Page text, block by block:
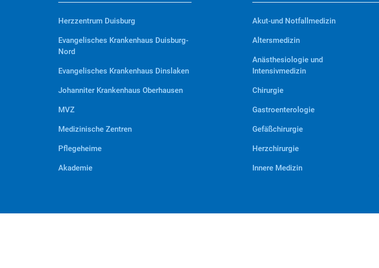
Herzzentrum Duisburg
Evangelisches Krankenhaus Duisburg-
Nord
Evangelisches Krankenhaus Dinslaken
Johanniter Krankenhaus Oberhausen
MVZ
Medizinische Zentren
Pflegeheime
Akademie
Akut-und Notfallmedizin
Altersmedizin
Anästhesiologie und
Intensivmedizin
Chirurgie
Gastroenterologie
Gefäßchirurgie
Herzchirurgie
Innere Medizin